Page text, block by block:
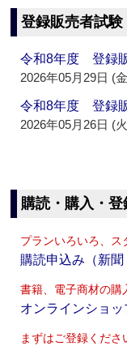
登録販売者試
令和8年度 登録
2026年05月29日 (
令和8年度 登録
2026年05月26日 (
購読・購入・登
プランいろいろ、ス
購読申込み（新聞
書籍、電子商材の購
オンラインショッ
まずはご登録くださ